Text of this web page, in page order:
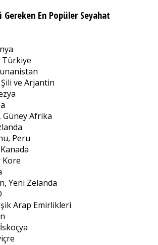
Gereken En Popüler Seyahat
Türkiye
ve Arjantin
Güney Afrika
Peru
Kore
Yeni Zelanda
Arap Emirlikleri